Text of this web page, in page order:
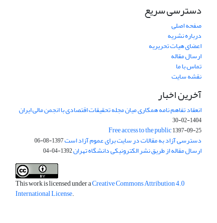
دسترسی سریع
صفحه اصلی
درباره نشریه
اعضای هیات تحریریه
ارسال مقاله
تماس با ما
نقشه سایت
آخرین اخبار
انعقاد تفاهم نامه همکاری میان مجله تحقیقات اقتصادی با انجمن مالی ایران
1404-02-30
Free access to the public1397-09-25
دسترسی آزاد به مقالات در سایت برای عموم آزاد است1397-08-06
ارسال مقاله از طریق نشر الکترونیکی دانشگاه تهران1392-04-04
This work is licensed under aCreative Commons Attribution 4.0
International License.